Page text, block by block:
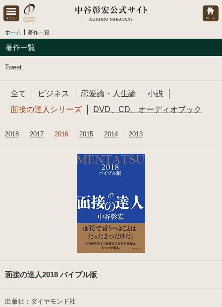
ホーム 著作一覧
著作一覧
Tweet
全て ビジネス 恋愛論・人生論
小説
面接の達人シリーズ
DVD、CD、オーディオブック
2018 2017 2016 2015 2014 2013
面接の達人2018 バイブル版
出版社：ダイヤモンド社